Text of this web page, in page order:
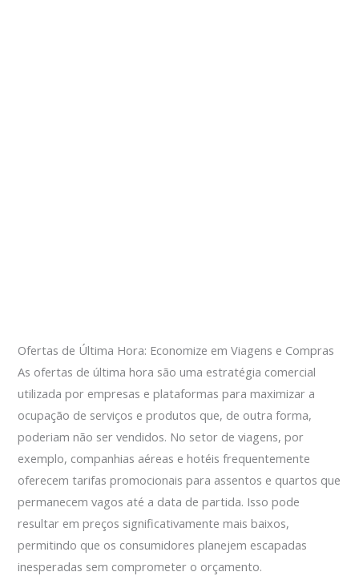
Ofertas de Última Hora: Economize em Viagens e Compras
As ofertas de última hora são uma estratégia comercial
utilizada por empresas e plataformas para maximizar a
ocupação de serviços e produtos que, de outra forma,
poderiam não ser vendidos. No setor de viagens, por
exemplo, companhias aéreas e hotéis frequentemente
oferecem tarifas promocionais para assentos e quartos que
permanecem vagos até a data de partida. Isso pode
resultar em preços significativamente mais baixos,
permitindo que os consumidores planejem escapadas
inesperadas sem comprometer o orçamento.